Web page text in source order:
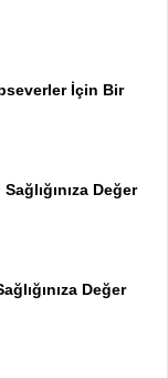
İçin Bir
Değer
Değer